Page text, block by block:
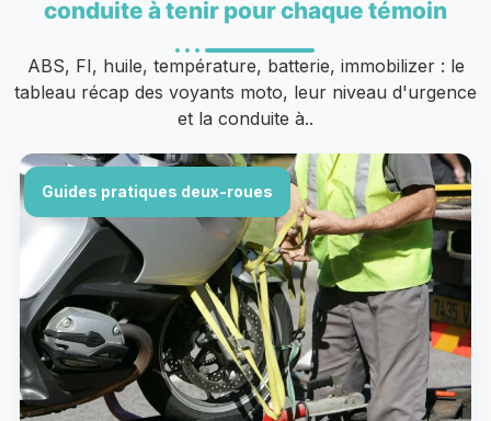
conduite à tenir pour chaque témoin
ABS, FI, huile, température, batterie, immobilizer : le
tableau récap des voyants moto, leur niveau d'urgence
et la conduite à..
Guides pratiques deux-roues